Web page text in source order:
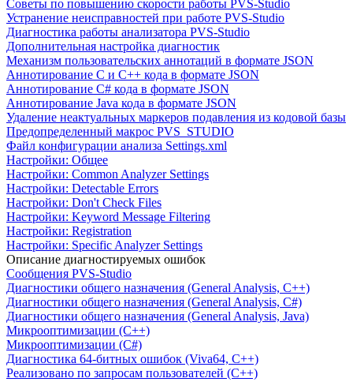
Советы по повышению скорости работы PVS-Studio
Устранение неисправностей при работе PVS-Studio
Диагностика работы анализатора PVS-Studio
Дополнительная настройка диагностик
Механизм пользовательских аннотаций в формате JSON
Аннотирование C и C++ кода в формате JSON
Аннотирование C# кода в формате JSON
Аннотирование Java кода в формате JSON
Удаление неактуальных маркеров подавления из кодовой базы
Предопределенный макрос PVS_STUDIO
Файл конфигурации анализа Settings.xml
Настройки: Общее
Настройки: Common Analyzer Settings
Настройки: Detectable Errors
Настройки: Don't Check Files
Настройки: Keyword Message Filtering
Настройки: Registration
Настройки: Specific Analyzer Settings
Описание диагностируемых ошибок
Сообщения PVS-Studio
Диагностики общего назначения (General Analysis, C++)
Диагностики общего назначения (General Analysis, C#)
Диагностики общего назначения (General Analysis, Java)
Микрооптимизации (C++)
Микрооптимизации (C#)
Диагностика 64-битных ошибок (Viva64, C++)
Реализовано по запросам пользователей (C++)